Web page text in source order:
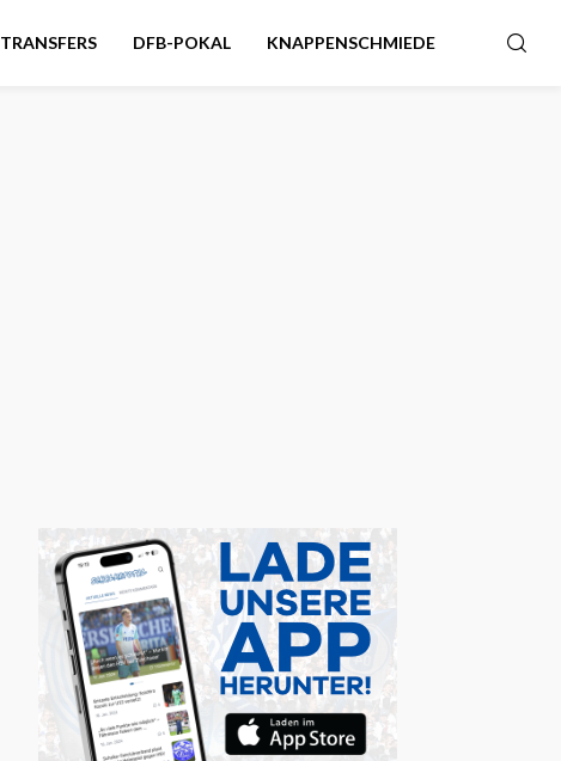
TRANSFERS DFB-POKAL KNAPPENSCHMIEDE